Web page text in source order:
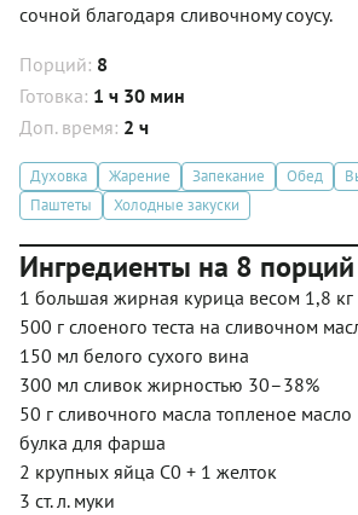
сочной благодаря сливочному соусу.
Порций: 8
Готовка: 1 ч 30 мин
Доп. время: 2 ч
Духовка Жарение Запекание Обед
Паштеты
Холодные закуски
Ингредиенты на 8 порций
1 большая жирная курица весом 1,8 кг
500 г слоеного теста на сливочном
150 мл белого сухого вина
300 мл сливок жирностью 30–38%
50 г сливочного масла топленое масло
булка для фарша
2 крупных яйца С0 + 1 желток
3 ст. л. муки